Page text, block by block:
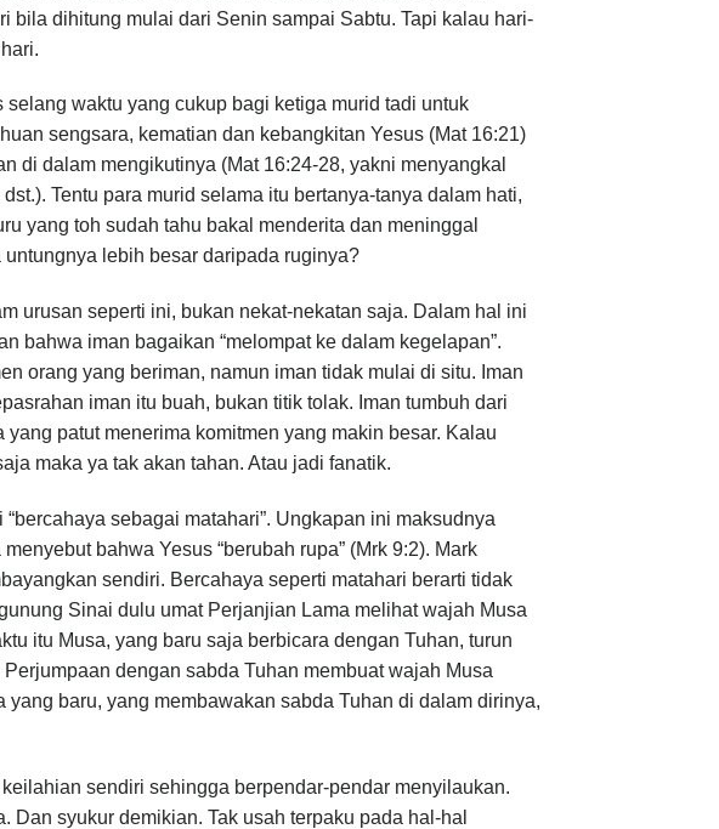
bila dihitung mulai dari Senin sampai Sabtu. Tapi kalau hari-
waktu yang cukup bagi ketiga murid tadi untuk
sengsara, kematian dan kebangkitan Yesus (Mat 16:21)
di dalam mengikutinya (Mat 16:24-28, yakni menyangkal
Tentu para murid selama itu bertanya-tanya dalam hati,
yang toh sudah tahu bakal menderita dan meninggal
lebih besar daripada ruginya?
urusan seperti ini, bukan nekat-nekatan saja. Dalam hal ini
bahwa iman bagaikan “melompat ke dalam kegelapan”.
orang yang beriman, namun iman tidak mulai di situ. Iman
iman itu buah, bukan titik tolak. Iman tumbuh dari
patut menerima komitmen yang makin besar. Kalau
maka ya tak akan tahan. Atau jadi fanatik.
sebagai matahari”. Ungkapan ini maksudnya
bahwa Yesus “berubah rupa” (Mrk 9:2). Mark
sendiri. Bercahaya seperti matahari berarti tidak
Sinai dulu umat Perjanjian Lama melihat wajah Musa
itu Musa, yang baru saja berbicara dengan Tuhan, turun
dengan sabda Tuhan membuat wajah Musa
baru, yang membawakan sabda Tuhan di dalam dirinya,
sendiri sehingga berpendar-pendar menyilaukan.
syukur demikian. Tak usah terpaku pada hal-hal